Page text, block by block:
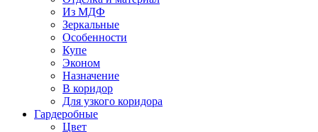
Из МДФ
Зеркальные
Особенности
Купе
Эконом
Назначение
В коридор
Для узкого коридора
Гардеробные
Цвет